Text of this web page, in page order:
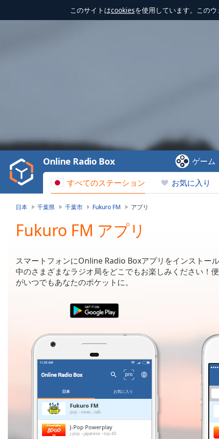
このサイトはcookiesを使用しています。この
Play
Video
Play
Backward
Skip
Mute
Current
Time0:00
Loaded:
0.00%
Remaining
すべてのステーション お気に入り
Online Radio Box ゲーム
日本 千葉県 千葉市 Fukuro FM アプリ
Fukuro FM アプリ
スマートフォンにOnline Radio Boxアプリをインストール
中のさまざまなラジオ局をどこでもお楽しみください！
がいつでもあなたのポケットに。
日本 お気に入り
Fukuro FM
pop news talk
J-Pop Powerplay
j-pop japanese top-40